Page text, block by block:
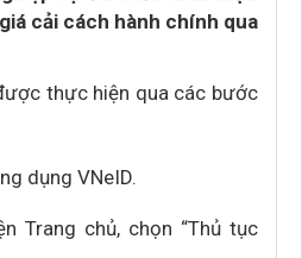
cải cách hành chính qua
thực hiện qua các bước
dụng VNeID.
Trang chủ, chọn “Thủ tục